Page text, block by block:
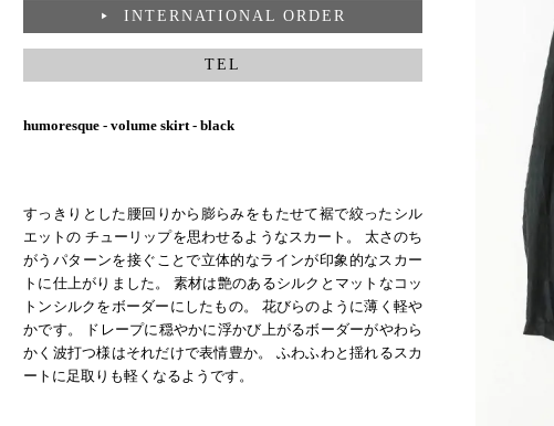
▶ INTERNATIONAL ORDER
TEL
humoresque - volume skirt - black
すっきりとした腰回りから膨らみをもたせて裾で絞ったシル
エットの チューリップを思わせるようなスカート。 太さのち
がうパターンを接ぐことで立体的なラインが印象的なスカー
トに仕上がりました。 素材は艶のあるシルクとマットなコッ
トンシルクをボーダーにしたもの。 花びらのように薄く軽や
かです。 ドレープに穏やかに浮かび上がるボーダーがやわら
かく波打つ様はそれだけで表情豊か。 ふわふわと揺れるスカ
ートに足取りも軽くなるようです。